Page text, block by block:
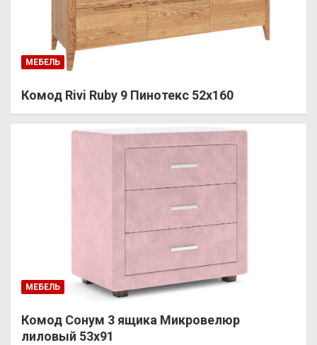
МЕБЕЛЬ
Комод Rivi Ruby 9 Пинотекс 52х160
МЕБЕЛЬ
Комод Сонум 3 ящика Микровелюр
лиловый 53х91